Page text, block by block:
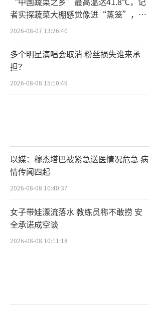
者实探蔬菜大棚感觉像进“蒸笼”，有
村民称只能凌晨两点起来干活
2026-08-07 13:26:40
多个明星演唱会取消 粉丝损失谁来承
担？
2026-08-08 15:10:49
以媒：穆杰塔巴被紧急送医情况危急 病
情传闻四起
2026-08-08 10:40:37
女子带娃漂流落水 教练员称不敢捞 安
全承诺成空谈
2026-08-08 10:11:18